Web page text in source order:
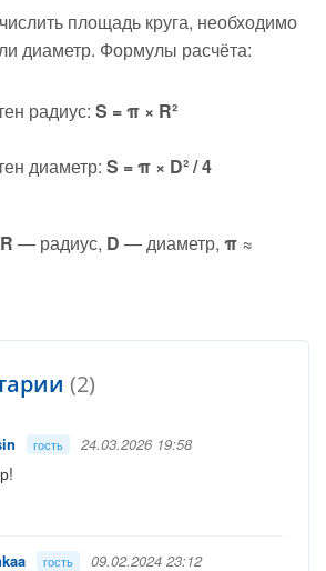
площадь круга, необходимо
диаметр. Формулы расчёта:
радиус: S = π × R²
диаметр: S = π × D² / 4
R — радиус, D — диаметр, π ≈
(2)
гость 24.03.2026 19:58
гость 09.02.2024 23:12